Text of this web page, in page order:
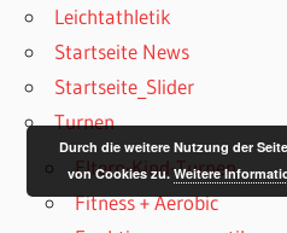
Leichtathletik
Startseite News
Startseite_Slider
Turnen
Eltern-Kind-Turnen
Fitness + Aerobic
Durch die weitere Nutzung der
von Cookies zu.Weitere